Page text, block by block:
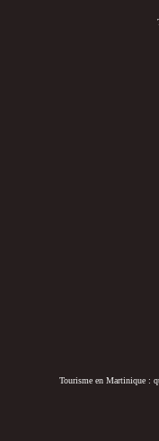
Tourisme en Martinique :